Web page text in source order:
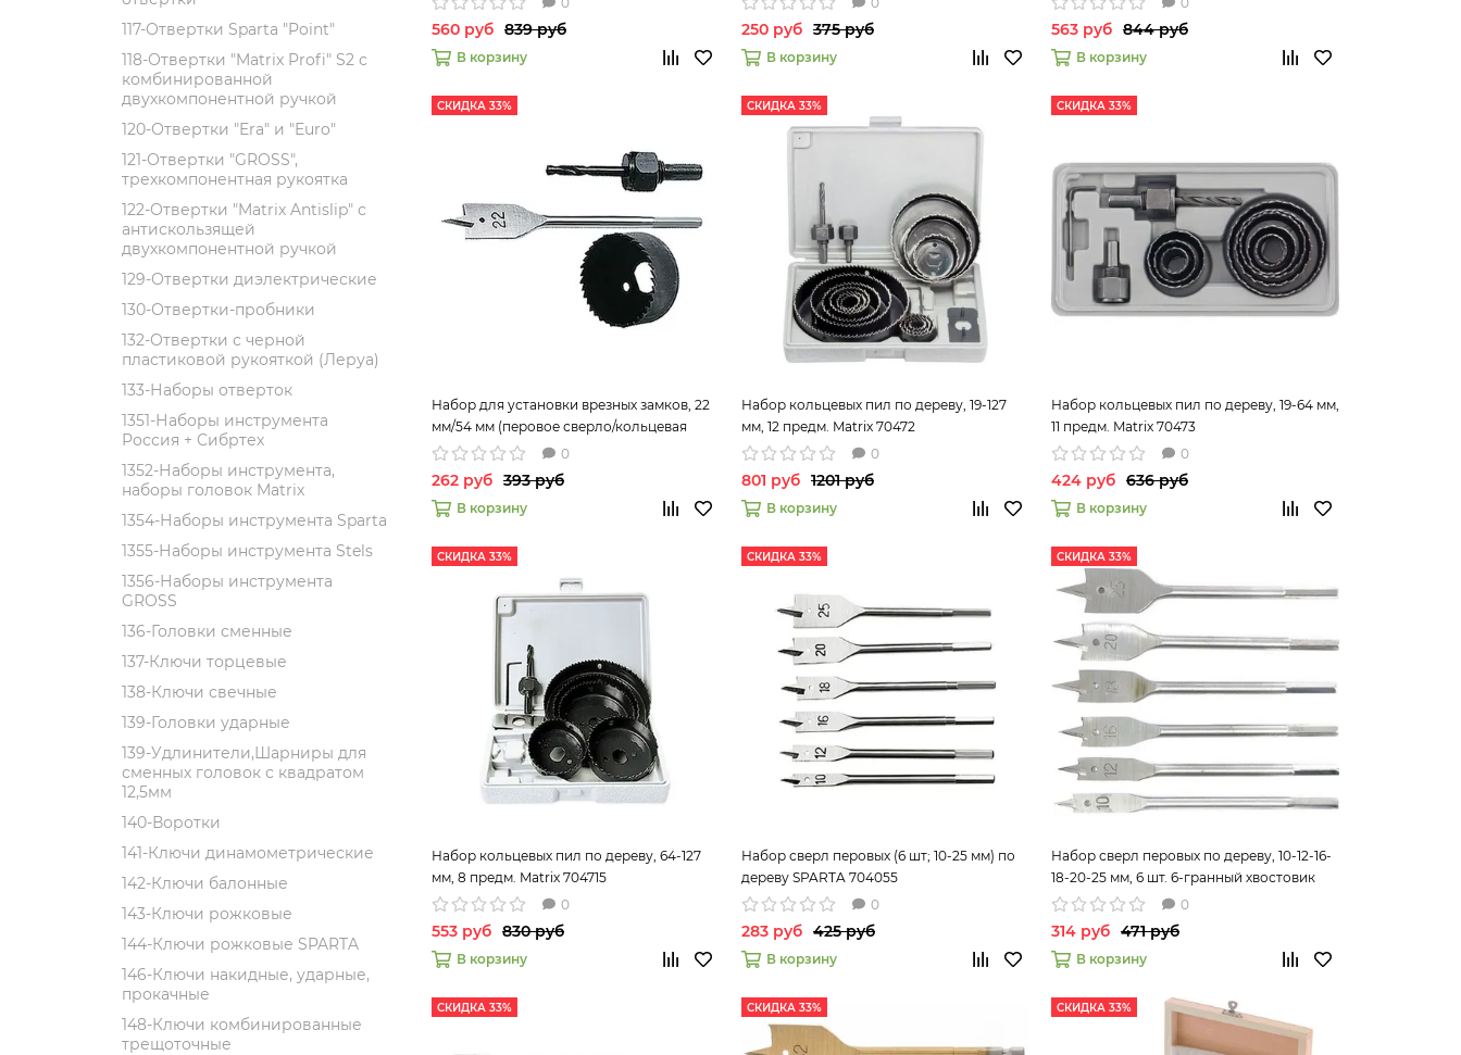
117-Отвертки Sparta "Point"
118-Отвертки "Matrix Profi" S2 с
комбинированной
двухкомпонентной ручкой
120-Отвертки "Era" и "Euro"
121-Отвертки "GROSS",
трехкомпонентная рукоятка
122-Отвертки "Matrix Antislip" с
антискользящей
двухкомпонентной ручкой
129-Отвертки диэлектрические
130-Отвертки-пробники
132-Отвертки с черной
пластиковой рукояткой (Леруа)
133-Наборы отверток
1351-Наборы инструмента
Россия + Сибртех
1352-Наборы инструмента,
наборы головок Matrix
1354-Наборы инструмента Sparta
1355-Наборы инструмента Stels
1356-Наборы инструмента
GROSS
136-Головки сменные
137-Ключи торцевые
138-Ключи свечные
139-Головки ударные
139-Удлинители,Шарниры для
сменных головок с квадратом
12,5мм
140-Воротки
141-Ключи динамометрические
142-Ключи балонные
143-Ключи рожковые
144-Ключи рожковые SPARTA
146-Ключи накидные, ударные,
прокачные
148-Ключи комбинированные
трещоточные
560 руб 839 руб
В корзину
250 руб 375 руб
В корзину
563 руб 844 руб
В корзину
СКИДКА 33%
Набор для установки врезных замков, 22
мм/54 мм (перовое сверло/кольцевая
пила) Matrix 70494 0
262 руб 393 руб
В корзину
СКИДКА 33%
Набор кольцевых пил по дереву, 19-127
мм, 12 предм. Matrix 70472
0
801 руб 1201 руб
В корзину
СКИДКА 33%
Набор кольцевых пил по дереву, 19-64 мм,
11 предм. Matrix 70473
0
424 руб 636 руб
В корзину
СКИДКА 33%
Набор кольцевых пил по дереву, 64-127
мм, 8 предм. Matrix 704715
0
553 руб 830 руб
В корзину
СКИДКА 33%
Набор сверл перовых (6 шт; 10-25 мм) по
дереву SPARTA 704055
0
283 руб 425 руб
В корзину
СКИДКА 33%
Набор сверл перовых по дереву, 10-12-16-
18-20-25 мм, 6 шт. 6-гранный хвостовик
Сибртех 704155
0
314 руб 471 руб
В корзину
СКИДКА 33% СКИДКА 33% СКИДКА 33%